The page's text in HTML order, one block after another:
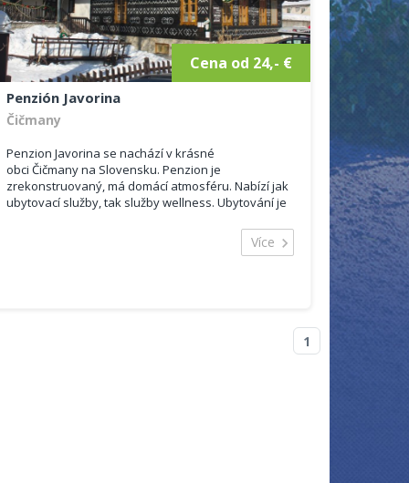
Cena od 24,- €
Penzión Javorina
Čičmany
Penzion Javorina se nachází v krásné
obci Čičmany na Slovensku. Penzion je
zrekonstruovaný, má domácí atmosféru. Nabízí jak
ubytovací služby, tak služby wellness. Ubytování je
Více
1